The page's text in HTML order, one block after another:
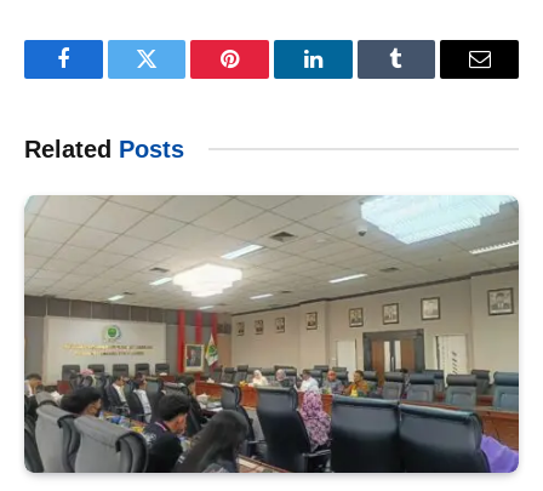
FacebookTwitter Pinterest LinkedInTumblr Email
Related Posts